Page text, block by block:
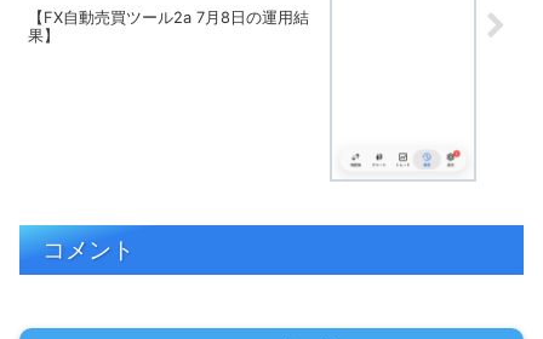
【FX自動売買ツール2a 7月8日の運用結
果】
コメント